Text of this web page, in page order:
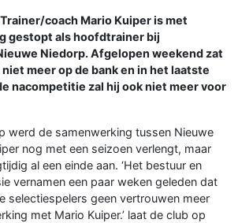
Trainer/coach Mario Kuiper is met
gestopt als hoofdtrainer bij
Niedorp. Afgelopen weekend zat
meer op de bank en in het laatste
nacompetitie zal hij ook niet meer voor
werd de samenwerking tussen Nieuwe
nog met een seizoen verlengt, maar
al een einde aan. ‘Het bestuur en
vernamen een paar weken geleden dat
selectiespelers geen vertrouwen meer
met Mario Kuiper.’ laat de club op